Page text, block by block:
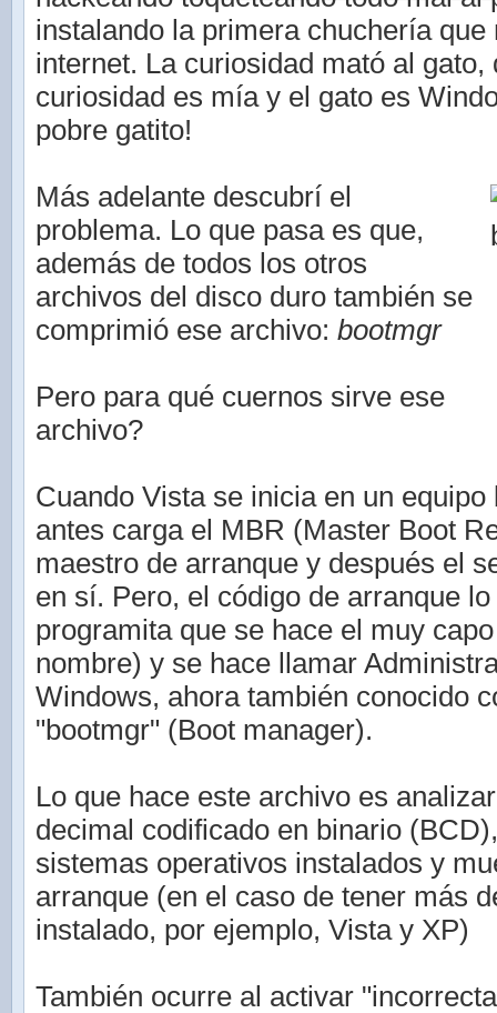
instalando la primera chuchería que
internet. La curiosidad mató al gato,
curiosidad es mía y el gato es
pobre gatito!
Más adelante descubrí el
problema. Lo que pasa es que,
además de todos los otros
archivos del disco duro también se
comprimió ese archivo: bootmgr
Pero para qué cuernos sirve ese
archivo?
Cuando Vista se inicia en un
antes carga el MBR (Master Boot
maestro de arranque y después el
en sí. Pero, el código de arranque
programita que se hace el muy
nombre) y se hace llamar
Windows, ahora también conocido
"bootmgr" (Boot manager).
Lo que hace este archivo es
decimal codificado en binario
sistemas operativos instalados y
arranque (en el caso de tener más
instalado, por ejemplo, Vista y XP)
También ocurre al activar